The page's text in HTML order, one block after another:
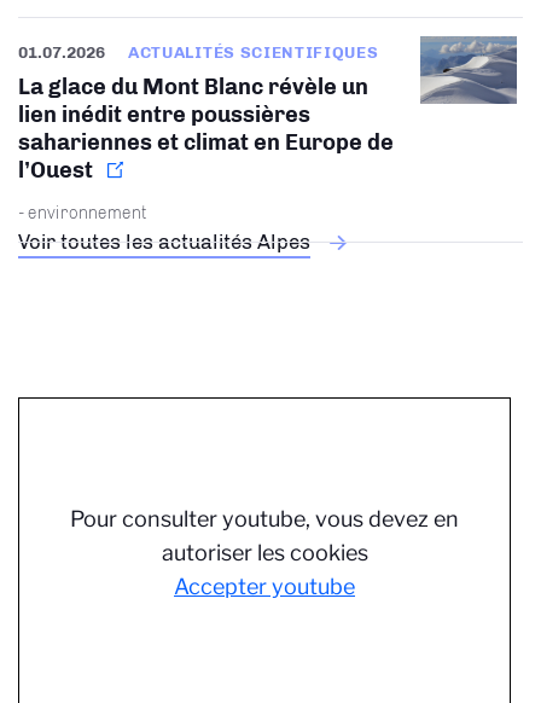
Voir toutes les actualités Alpes
01.07.2026 ACTUALITÉS SCIENTIFIQUES
La glace du Mont Blanc révèle un
lien inédit entre poussières
sahariennes et climat en Europe de
l’Ouest
- environnement
Pour consulter youtube, vous devez en
autoriser les cookies
Accepter youtube